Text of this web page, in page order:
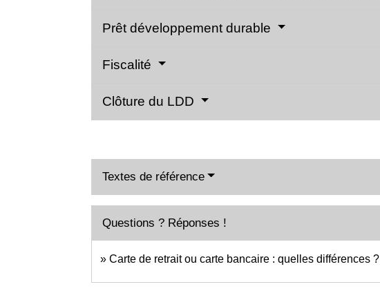
Prêt développement durable
Fiscalité
Clôture du LDD
Textes de référence
Questions ? Réponses !
Carte de retrait ou carte bancaire : quelles différences ?